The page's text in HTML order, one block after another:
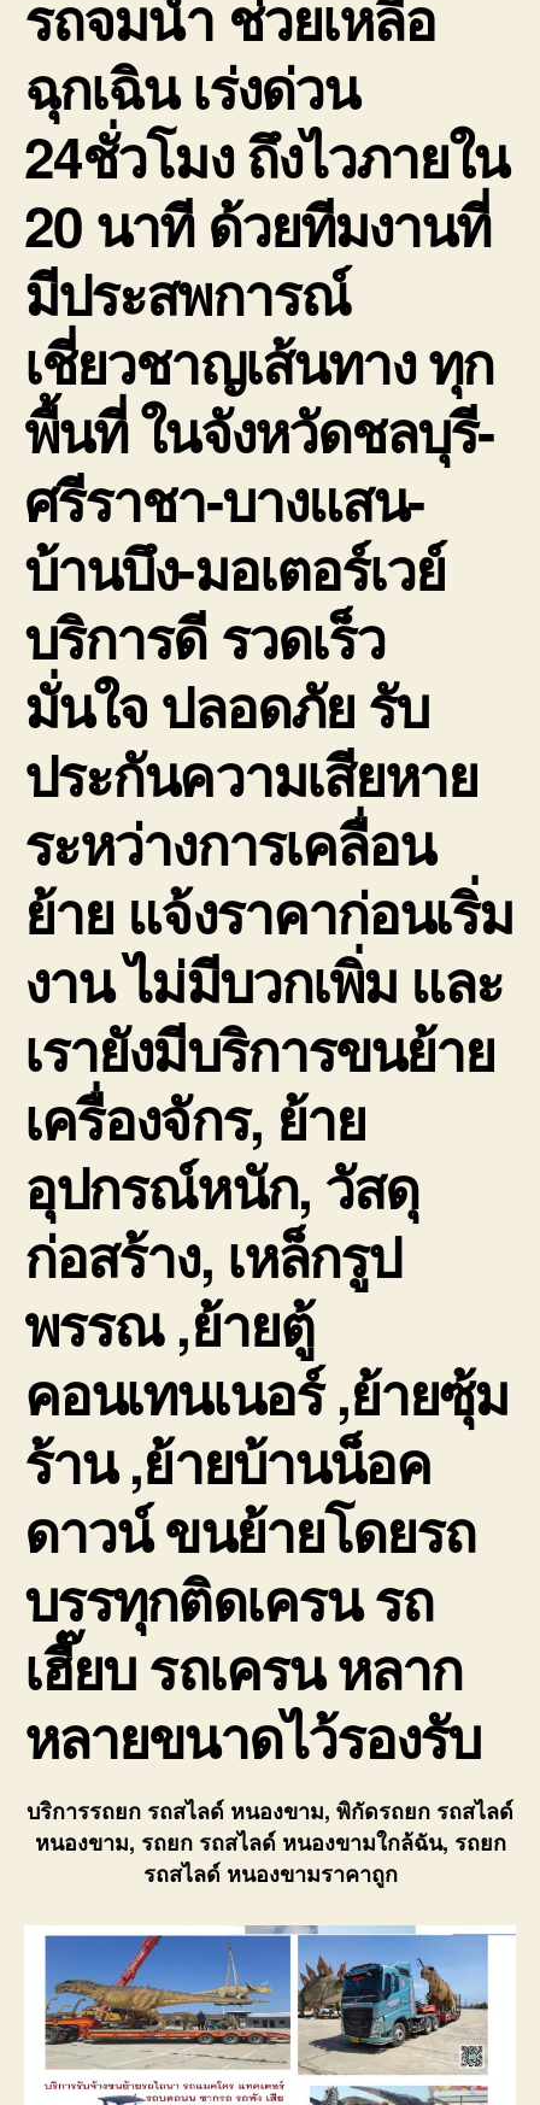
รถจมน้ำ ช่วยเหลือ
ฉุกเฉิน เร่งด่วน
24ชั่วโมง ถึงไวภายใน
20 นาที ด้วยทีมงานที่
มีประสพการณ์
เชี่ยวชาญเส้นทาง ทุก
พื้นที่ ในจังหวัดชลบุรี-
ศรีราชา-บางแสน-
บ้านบึง-มอเตอร์เวย์
บริการดี รวดเร็ว
มั่นใจ ปลอดภัย รับ
ประกันความเสียหาย
ระหว่างการเคลื่อน
ย้าย แจ้งราคาก่อนเริ่ม
งาน ไม่มีบวกเพิ่ม และ
เรายังมีบริการขนย้าย
เครื่องจักร, ย้าย
อุปกรณ์หนัก, วัสดุ
ก่อสร้าง, เหล็กรูป
พรรณ ,ย้ายตู้
คอนเทนเนอร์ ,ย้ายซุ้ม
ร้าน ,ย้ายบ้านน็อค
ดาวน์ ขนย้ายโดยรถ
บรรทุกติดเครน รถ
เฮี๊ยบ รถเครน หลาก
หลายขนาดไว้รองรับ
บริการรถยก รถสไลด์ หนองขาม, พิกัดรถยก รถสไลด์
หนองขาม, รถยก รถสไลด์ หนองขามใกล้ฉัน, รถยก
รถสไลด์ หนองขามราคาถูก